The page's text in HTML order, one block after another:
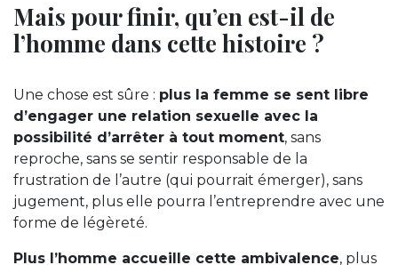
Mais pour finir, qu’en est-il de
l’homme dans cette histoire ?
Une chose est sûre : plus la femme se sent libre
d’engager une relation sexuelle avec la
possibilité d’arrêter à tout moment, sans
reproche, sans se sentir responsable de la
frustration de l’autre (qui pourrait émerger), sans
jugement, plus elle pourra l’entreprendre avec une
forme de légèreté.
Plus l’homme accueille cette ambivalence, plus